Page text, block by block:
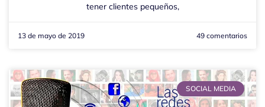
tener clientes pequeños,
13 de mayo de 2019 49 comentarios
SOCIAL MEDIA